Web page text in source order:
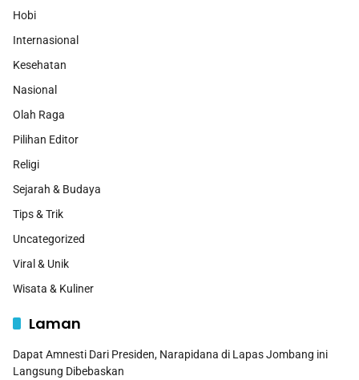
Hobi
Internasional
Kesehatan
Nasional
Olah Raga
Pilihan Editor
Religi
Sejarah & Budaya
Tips & Trik
Uncategorized
Viral & Unik
Wisata & Kuliner
Laman
Dapat Amnesti Dari Presiden, Narapidana di Lapas Jombang ini
Langsung Dibebaskan